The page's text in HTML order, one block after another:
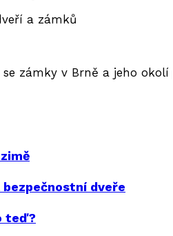
a zámků
zámky v Brně a jeho okolí
dveře
teď?